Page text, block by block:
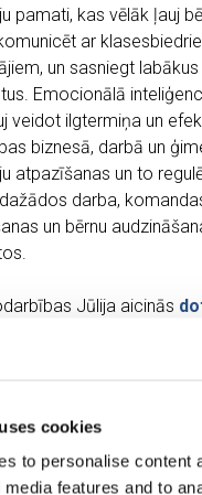
cookies
to personalise content
features and to
pamati, kas vēlāk ļauj
ar
un sasniegt
Emocionālā
veidot ilgtermiņa un
biznesā, darbā un
atpazīšanas un to
darba,
un bērnu
Jūlija aicinās
tiks piedāvātas arī